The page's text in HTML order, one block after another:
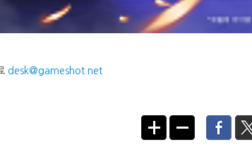
desk@gameshot.net